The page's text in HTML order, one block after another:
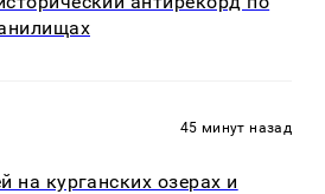
45 минут назад
на курганских озерах и